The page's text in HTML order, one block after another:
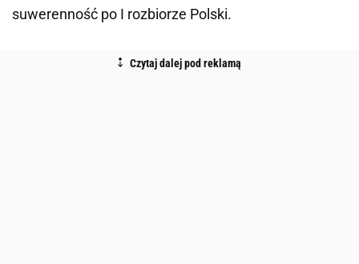
suwerenność po I rozbiorze Polski.